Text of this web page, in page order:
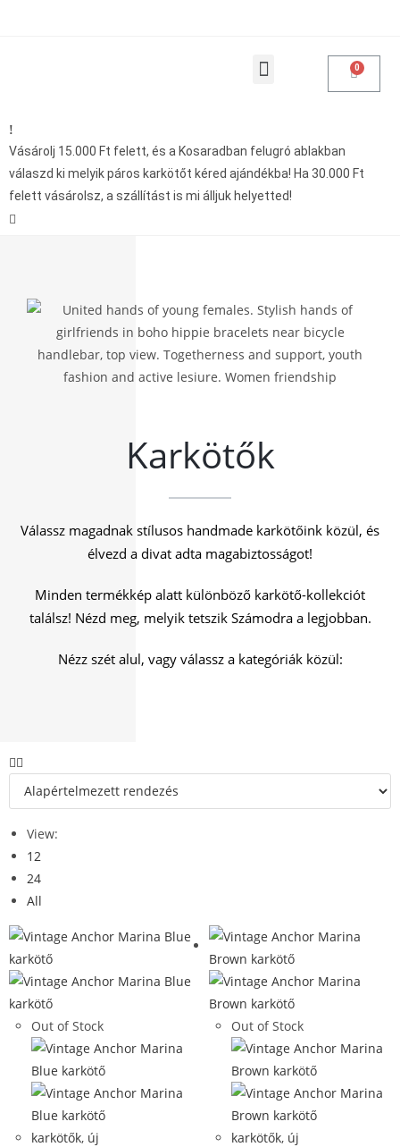
Vásárolj 15.000 Ft felett, és a Kosaradban felugró ablakban
válaszd ki melyik páros karkötőt kéred ajándékba! Ha 30.000 Ft
felett vásárolsz, a szállítást is mi álljuk helyetted!
Karkötők
Válassz magadnak stílusos handmade karkötőink közül, és
élvezd a divat adta magabiztosságot!
Minden termékkép alatt különböző karkötő-kollekciót
találsz! Nézd meg, melyik tetszik Számodra a legjobban.
Nézz szét alul, vagy válassz a kategóriák közül:
View:
12
24
All
Out of Stock
karkötők, új
Out of Stock
karkötők, új